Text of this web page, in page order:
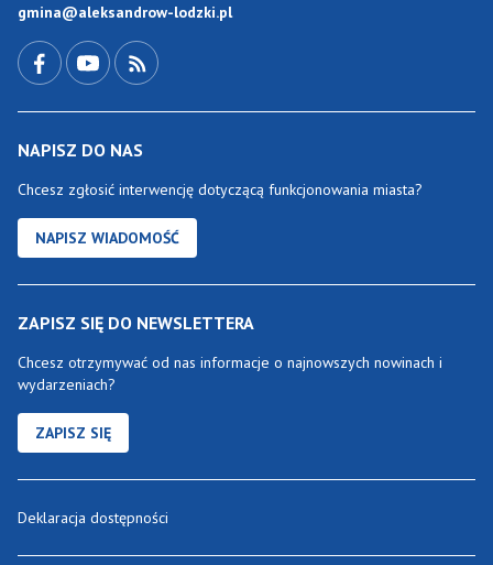
gmina@aleksandrow-lodzki.pl
NAPISZ DO NAS
Chcesz zgłosić interwencję dotyczącą funkcjonowania miasta?
NAPISZ WIADOMOŚĆ
ZAPISZ SIĘ DO NEWSLETTERA
Chcesz otrzymywać od nas informacje o najnowszych nowinach i
wydarzeniach?
ZAPISZ SIĘ
Deklaracja dostępności